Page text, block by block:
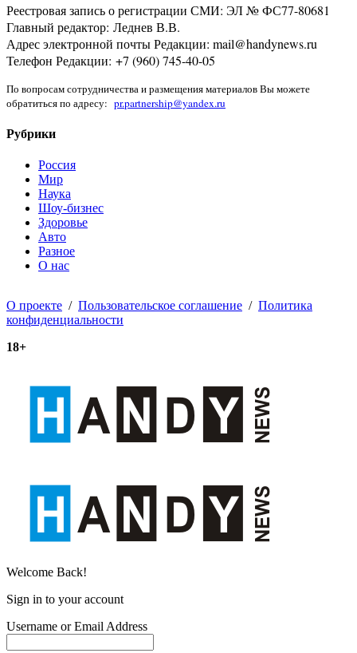
Реестровая запись о регистрации СМИ: ЭЛ № ФС77-80681
Главный редактор: Леднев В.В.
Адрес электронной почты Редакции: mail@handynews.ru
Телефон Редакции: +7 (960) 745-40-05
По вопросам сотрудничества и размещения материалов Вы можете
обратиться по адресу: pr.partnership@yandex.ru
Рубрики
Россия
Мир
Наука
Шоу-бизнес
Здоровье
Авто
Разное
О нас
О проекте / Пользовательское соглашение / Политика
конфиденциальности
18+
Welcome Back!
Sign in to your account
Username or Email Address